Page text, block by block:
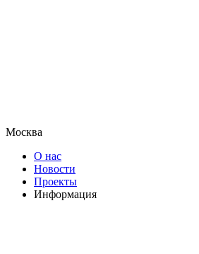
Москва
О нас
Новости
Проекты
Информация